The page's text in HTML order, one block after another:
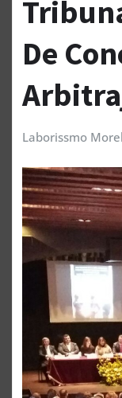
De
Laborissmo